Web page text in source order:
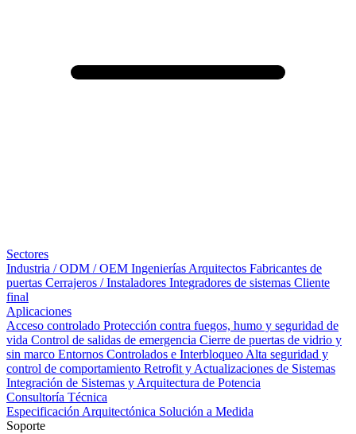
Sectores
Industria / ODM / OEM Ingenierías Arquitectos Fabricantes de
puertas Cerrajeros / Instaladores Integradores de sistemas Cliente
final
Aplicaciones
Acceso controlado Protección contra fuegos, humo y seguridad de
vida Control de salidas de emergencia Cierre de puertas de vidrio y
sin marco Entornos Controlados e Interbloqueo Alta seguridad y
control de comportamiento Retrofit y Actualizaciones de Sistemas
Integración de Sistemas y Arquitectura de Potencia
Consultoría Técnica
Especificación Arquitectónica Solución a Medida
Soporte